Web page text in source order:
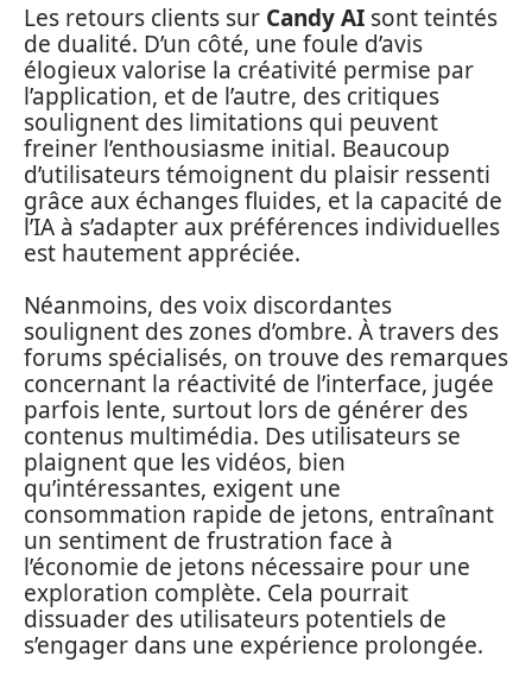
Les retours clients sur Candy AI sont teintés
de dualité. D’un côté, une foule d’avis
élogieux valorise la créativité permise par
l’application, et de l’autre, des critiques
soulignent des limitations qui peuvent
freiner l’enthousiasme initial. Beaucoup
d’utilisateurs témoignent du plaisir ressenti
grâce aux échanges fluides, et la capacité de
l’IA à s’adapter aux préférences individuelles
est hautement appréciée.
Néanmoins, des voix discordantes
soulignent des zones d’ombre. À travers des
forums spécialisés, on trouve des remarques
concernant la réactivité de l’interface, jugée
parfois lente, surtout lors de générer des
contenus multimédia. Des utilisateurs se
plaignent que les vidéos, bien
qu’intéressantes, exigent une
consommation rapide de jetons, entraînant
un sentiment de frustration face à
l’économie de jetons nécessaire pour une
exploration complète. Cela pourrait
dissuader des utilisateurs potentiels de
s’engager dans une expérience prolongée.